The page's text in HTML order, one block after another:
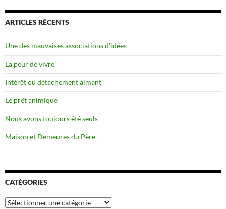
ARTICLES RÉCENTS
Une des mauvaises associations d’idées
La peur de vivre
Intérêt ou détachement aimant
Le prêt animique
Nous avons toujours été seuls
Maison et Demeures du Père
CATÉGORIES
Catégories